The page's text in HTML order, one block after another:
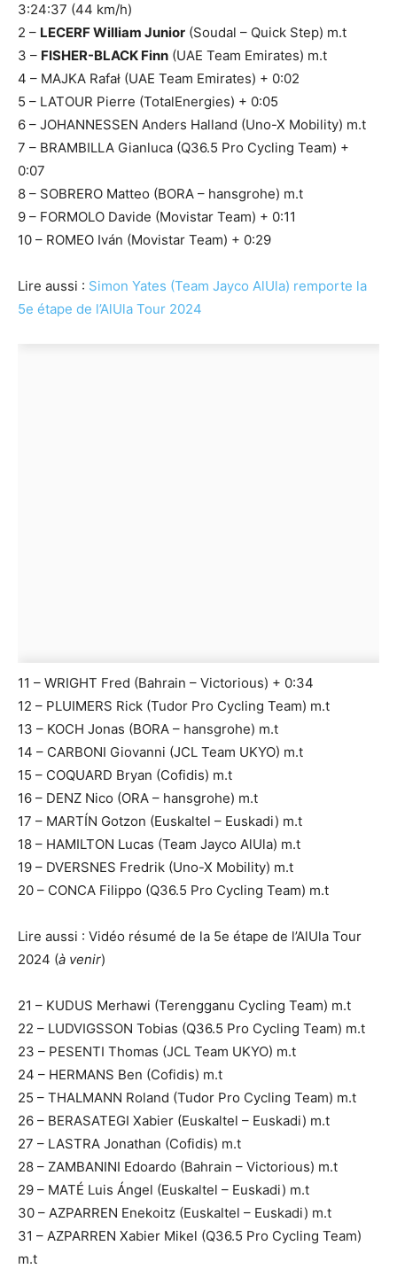
3:24:37 (44 km/h)
2 – LECERF William Junior (Soudal – Quick Step) m.t
3 – FISHER-BLACK Finn (UAE Team Emirates) m.t
4 – MAJKA Rafał (UAE Team Emirates) + 0:02
5 – LATOUR Pierre (TotalEnergies) + 0:05
6 – JOHANNESSEN Anders Halland (Uno-X Mobility) m.t
7 – BRAMBILLA Gianluca (Q36.5 Pro Cycling Team) +
0:07
8 – SOBRERO Matteo (BORA – hansgrohe) m.t
9 – FORMOLO Davide (Movistar Team) + 0:11
10 – ROMEO Iván (Movistar Team) + 0:29
Lire aussi : Simon Yates (Team Jayco AlUla) remporte la
5e étape de l’AlUla Tour 2024
11 – WRIGHT Fred (Bahrain – Victorious) + 0:34
12 – PLUIMERS Rick (Tudor Pro Cycling Team) m.t
13 – KOCH Jonas (BORA – hansgrohe) m.t
14 – CARBONI Giovanni (JCL Team UKYO) m.t
15 – COQUARD Bryan (Cofidis) m.t
16 – DENZ Nico (ORA – hansgrohe) m.t
17 – MARTÍN Gotzon (Euskaltel – Euskadi) m.t
18 – HAMILTON Lucas (Team Jayco AlUla) m.t
19 – DVERSNES Fredrik (Uno-X Mobility) m.t
20 – CONCA Filippo (Q36.5 Pro Cycling Team) m.t
Lire aussi : Vidéo résumé de la 5e étape de l’AlUla Tour
2024 (à venir)
21 – KUDUS Merhawi (Terengganu Cycling Team) m.t
22 – LUDVIGSSON Tobias (Q36.5 Pro Cycling Team) m.t
23 – PESENTI Thomas (JCL Team UKYO) m.t
24 – HERMANS Ben (Cofidis) m.t
25 – THALMANN Roland (Tudor Pro Cycling Team) m.t
26 – BERASATEGI Xabier (Euskaltel – Euskadi) m.t
27 – LASTRA Jonathan (Cofidis) m.t
28 – ZAMBANINI Edoardo (Bahrain – Victorious) m.t
29 – MATÉ Luis Ángel (Euskaltel – Euskadi) m.t
30 – AZPARREN Enekoitz (Euskaltel – Euskadi) m.t
31 – AZPARREN Xabier Mikel (Q36.5 Pro Cycling Team)
m.t